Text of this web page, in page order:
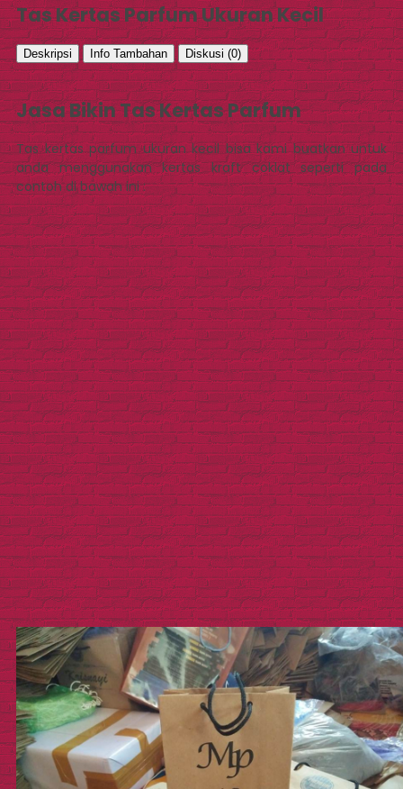
Tas Kertas Parfum Ukuran Kecil
Deskripsi Info Tambahan Diskusi (0)
Jasa Bikin Tas Kertas Parfum
Tas kertas parfum ukuran kecil bisa kami buatkan untuk
anda menggunakan kertas kraft coklat seperti pada
contoh di bawah ini :